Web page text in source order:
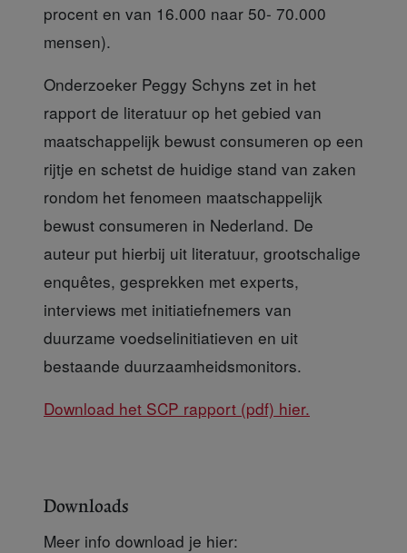
procent en van 16.000 naar 50- 70.000
mensen).
Onderzoeker Peggy Schyns zet in het
rapport de literatuur op het gebied van
maatschappelijk bewust consumeren op een
rijtje en schetst de huidige stand van zaken
rondom het fenomeen maatschappelijk
bewust consumeren in Nederland. De
auteur put hierbij uit literatuur, grootschalige
enquêtes, gesprekken met experts,
interviews met initiatiefnemers van
duurzame voedselinitiatieven en uit
bestaande duurzaamheidsmonitors.
Download het SCP rapport (pdf) hier.
Downloads
Meer info download je hier: